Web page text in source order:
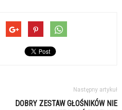
Następny artykuł
DOBRY ZESTAW GŁOŚNIKÓW NIE